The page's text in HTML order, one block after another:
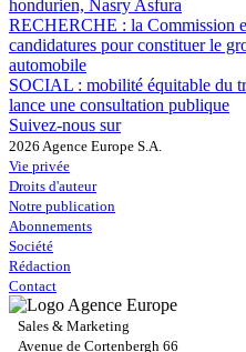
hondurien, Nasry Asfura
RECHERCHE : la Commission
candidatures pour constituer le
automobile
SOCIAL : mobilité équitable du
lance une consultation publique
Suivez-nous sur
2026 Agence Europe S.A.
Vie privée
Droits d'auteur
Notre publication
Abonnements
Société
Rédaction
Contact
Sales & Marketing
Avenue de Cortenbergh 66